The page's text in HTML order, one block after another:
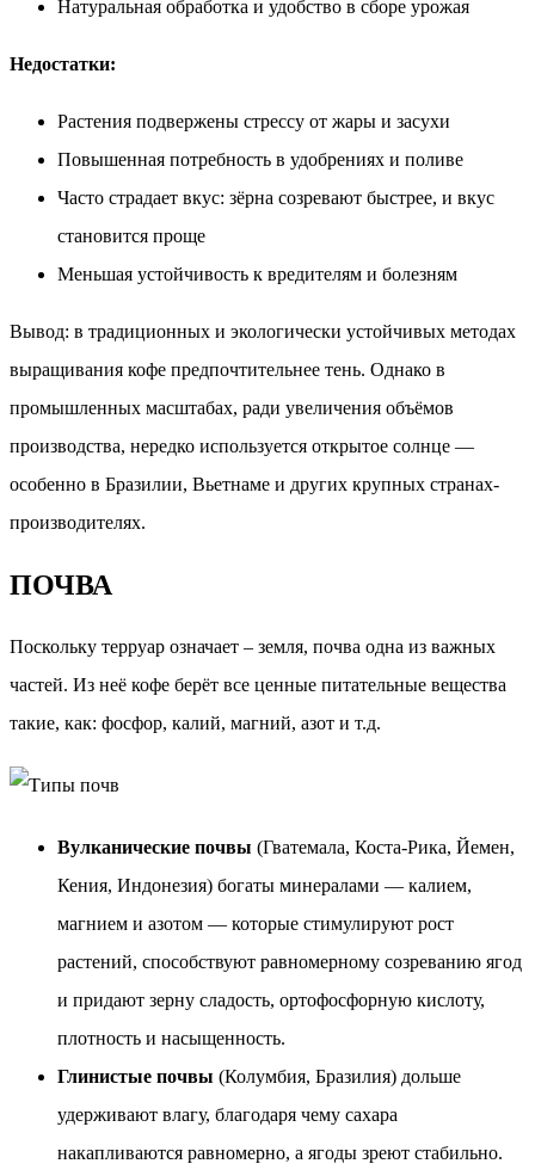
Натуральная обработка и удобство в сборе урожая
Недостатки:
Растения подвержены стрессу от жары и засухи
Повышенная потребность в удобрениях и поливе
Часто страдает вкус: зёрна созревают быстрее, и вкус
становится проще
Меньшая устойчивость к вредителям и болезням
Вывод: в традиционных и экологически устойчивых методах
выращивания кофе предпочтительнее тень. Однако в
промышленных масштабах, ради увеличения объёмов
производства, нередко используется открытое солнце —
особенно в Бразилии, Вьетнаме и других крупных странах-
производителях.
ПОЧВА
Поскольку терруар означает – земля, почва одна из важных
частей. Из неё кофе берёт все ценные питательные вещества
такие, как: фосфор, калий, магний, азот и т.д.
Вулканические почвы (Гватемала, Коста-Рика, Йемен,
Кения, Индонезия) богаты минералами — калием,
магнием и азотом — которые стимулируют рост
растений, способствуют равномерному созреванию ягод
и придают зерну сладость, ортофосфорную кислоту,
плотность и насыщенность.
Глинистые почвы (Колумбия, Бразилия) дольше
удерживают влагу, благодаря чему сахара
накапливаются равномерно, а ягоды зреют стабильно.